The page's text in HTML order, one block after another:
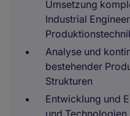
Umsetzung
Industrial
Analyse und
bestehender
Strukturen
Entwicklung und
und